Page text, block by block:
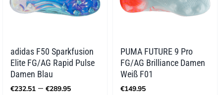
adidas F50 Sparkfusion
Elite FG/AG Rapid Pulse
Damen Blau
€232.51 – €289.95Preisspanne:
PUMA FUTURE 9 Pro
FG/AG Brilliance Damen
Weiß F01
€149.95